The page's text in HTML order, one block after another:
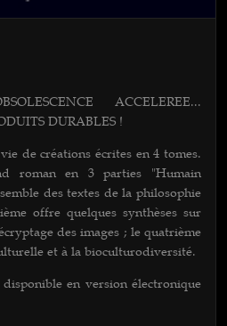
ACCELEREE...
DURABLES !
de créations écrites en 4 tomes.
roman en 3 parties "Humain
des textes de la philosophie
offre quelques synthèses sur
des images ; le quatrième
et à la bioculturodiversité.
disponible en version électronique